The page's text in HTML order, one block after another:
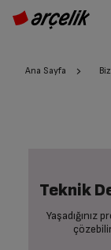
Ana Sayfa
Teknik
Yaşadığınız